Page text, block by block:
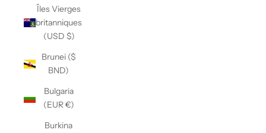
Îles Vierges
britanniques
(USD $)
Brunei ($
BND)
Bulgaria
(EUR €)
Burkina